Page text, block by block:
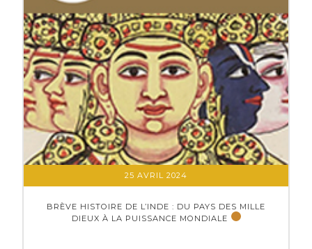
25 AVRIL 2024
BRÈVE HISTOIRE DE L’INDE : DU PAYS DES MILLE
DIEUX À LA PUISSANCE MONDIALE